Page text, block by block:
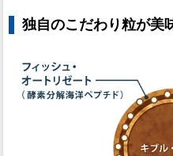
独自のこだわり粒が美